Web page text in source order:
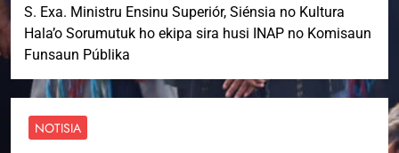
S. Exa. Ministru Ensinu Superiór, Siénsia no Kultura
Hala’o Sorumutuk ho ekipa sira husi INAP no Komisaun
Funsaun Públika
NOTISIA